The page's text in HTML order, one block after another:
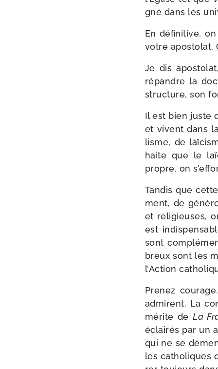
gné dans les
En défi­ni­tive,
votre apos­to­lat.
Je dis
répandre la
struc­ture, son
Il est bien juste
et vivent dans
lisme, de
haite que le
propre, on
Tandis que
ment, de
et reli­gieuses,
est
sont
breux sont les
l’Action
Prenez
admirent. La
mérite deLa
éclai­rés par un
qui ne se
les catho­liques